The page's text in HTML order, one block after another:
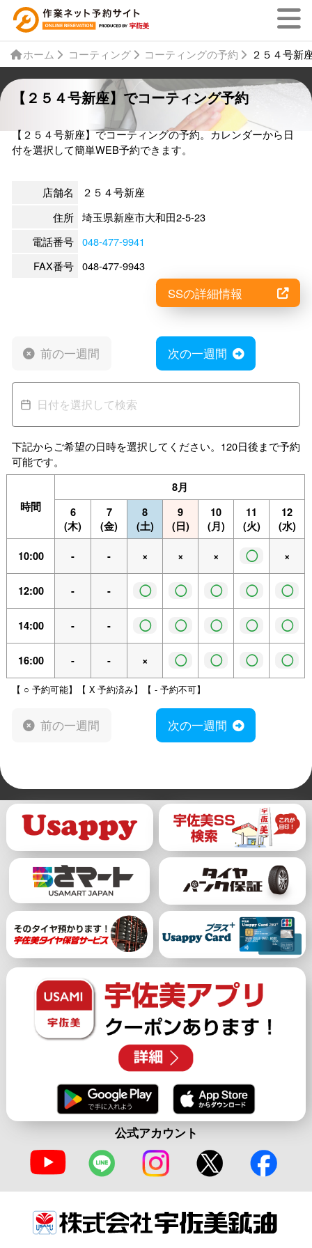
ホーム コーティング コーティングの予約 ２５４号新
【２５４号新座】でコーティング予約
【２５４号新座】でコーティングの予約。カレンダーから日
付を選択して簡単WEB予約できます。
店舗名
２５４号新座
住所 埼玉県新座市大和田2-5-23
電話番号 048-477-9941
FAX番号 048-477-9943
SSの詳細情報
前の一週間 次の一週間
下記からご希望の日時を選択してください。120日後まで予約
可能です。
時間
8月
6
(木)
7
(金)
8
(土)
9
(日)
10
(月)
11
(火)
12
(水)
10:00 - - × × × ◯ ×
12:00 - - ◯ ◯ ◯ ◯ ◯
14:00 - - ◯ ◯ ◯ ◯ ◯
16:00 - - × ◯ ◯ ◯ ◯
【 ○ 予約可能】【 X 予約済み】【 - 予約不可】
前の一週間 次の一週間
公式アカウント